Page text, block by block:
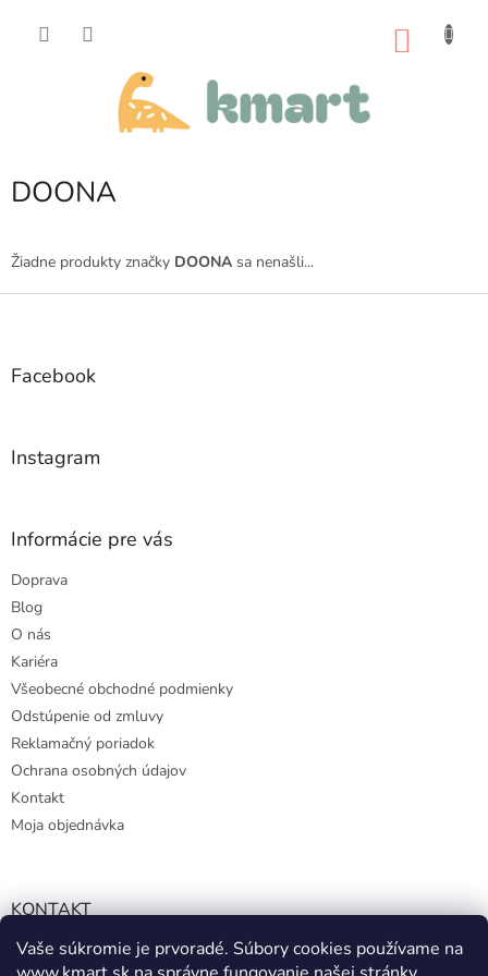
Vaše súkromie je prvoradé. Súbory cookies používame na
DOONA
Žiadne produkty značky DOONA sa nenašli...
Z
Facebook
Instagram
Informácie pre vás
Doprava
Blog
O nás
Kariéra
Všeobecné obchodné podmienky
Odstúpenie od zmluvy
Reklamačný poriadok
Ochrana osobných údajov
Kontakt
Moja objednávka
KONTAKT
info@kmart.sk